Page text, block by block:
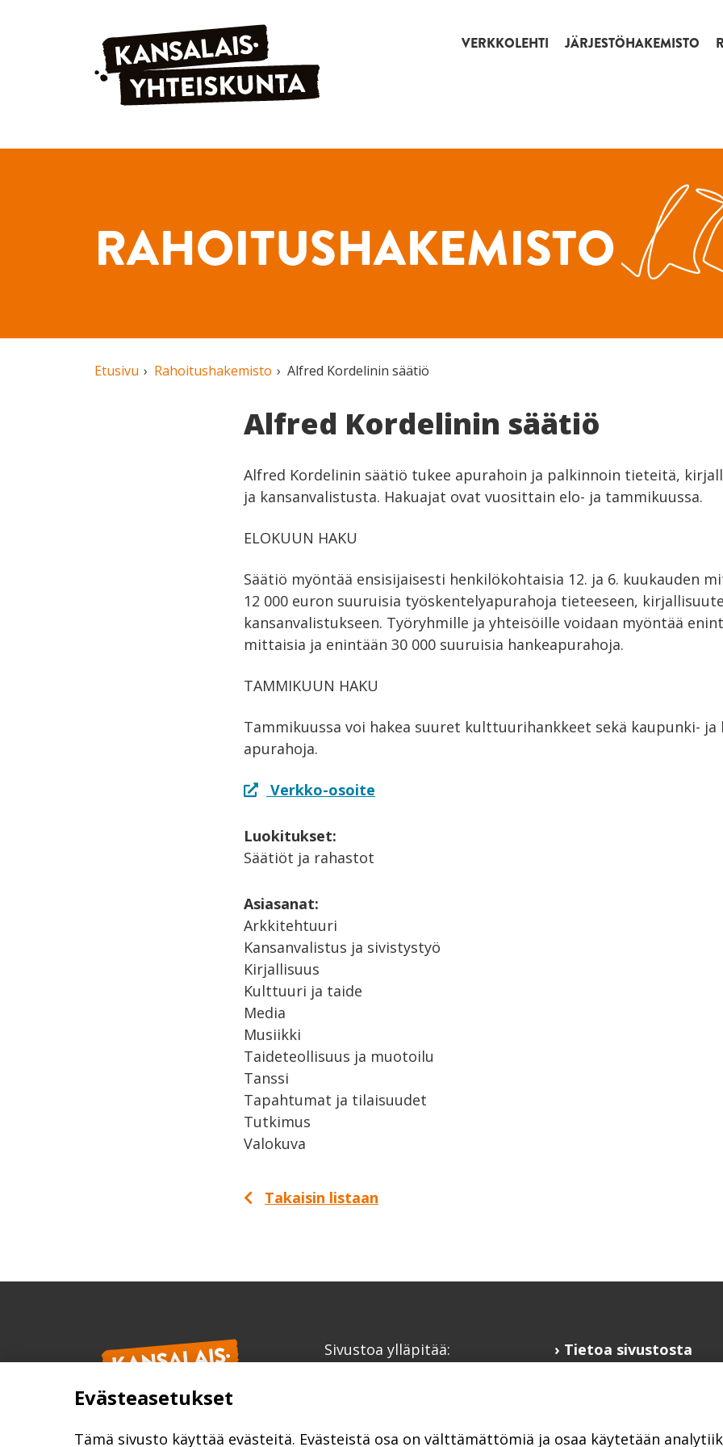
Siirry sisältöön VERKKOLEHTI JÄRJESTÖHAKEMISTO
RAHOITUSHAKEMISTO
Etusivu Rahoitushakemisto Alfred Kordelinin säätiö
Alfred Kordelinin säätiö
Alfred Kordelinin säätiö tukee apurahoin ja palkinnoin tieteitä,
ja kansanvalistusta. Hakuajat ovat vuosittain elo- ja tammikuussa.
ELOKUUN HAKU
Säätiö myöntää ensisijaisesti henkilökohtaisia 12. ja 6. kuukauden
12 000 euron suuruisia työskentelyapurahoja tieteeseen,
kansanvalistukseen. Työryhmille ja yhteisöille voidaan myöntää
mittaisia ja enintään 30 000 suuruisia hankeapurahoja.
TAMMIKUUN HAKU
Tammikuussa voi hakea suuret kulttuurihankkeet sekä kaupunki- ja
apurahoja.
Verkko-osoite
Luokitukset:
Säätiöt ja rahastot
Asiasanat:
Arkkitehtuuri
Kansanvalistus ja sivistystyö
Kirjallisuus
Kulttuuri ja taide
Media
Musiikki
Taideteollisuus ja muotoilu
Tanssi
Tapahtumat ja tilaisuudet
Tutkimus
Valokuva
Takaisin listaan
Sivustoa ylläpitää:
Tietoa sivustosta
Evästeasetukset
Tämä sivusto käyttää evästeitä. Evästeistä osa on välttämättömiä ja osaa käytetään